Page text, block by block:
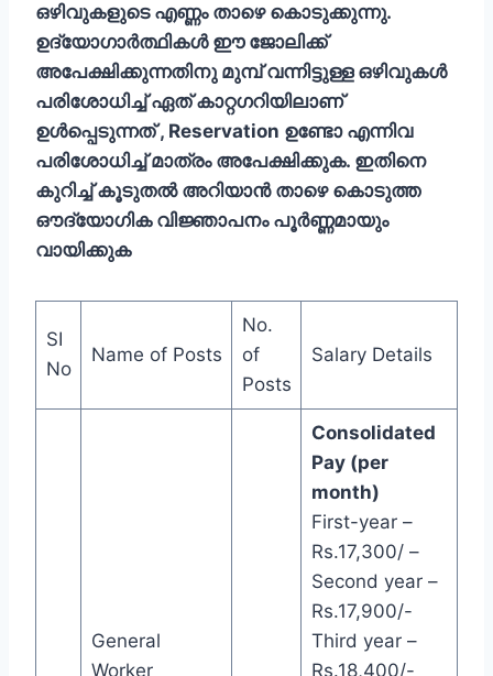
ഒഴിവുകളുടെ എണ്ണം താഴെ കൊടുക്കുന്നു.
ഉദ്യോഗാര്‍ത്ഥികള്‍ ഈ ജോലിക്ക്
അപേക്ഷിക്കുന്നതിനു മുമ്പ് വന്നിട്ടുള്ള ഒഴിവുകള്‍
പരിശോധിച്ച് ഏത് കാറ്റഗറിയിലാണ്
ഉള്‍പ്പെടുന്നത് , Reservation ഉണ്ടോ എന്നിവ
പരിശോധിച്ച് മാത്രം അപേക്ഷിക്കുക. ഇതിനെ
കുറിച്ച് കൂടുതല്‍ അറിയാന്‍ താഴെ കൊടുത്ത
ഔദ്യോഗിക വിജ്ഞാപനം പൂര്‍ണ്ണമായും
വായിക്കുക
SI
No
Name of Posts
No.
of
Posts
Salary Details
General
Worker
Consolidated
Pay (per
month)
First-year –
Rs.17,300/ –
Second year –
Rs.17,900/-
Third year –
Rs.18,400/-